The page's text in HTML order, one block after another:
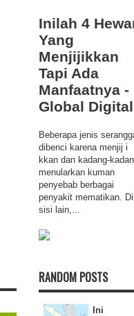
Inilah 4
Yang
Menjijikkan
Tapi Ada
Manfaatnya -
Global Digital
Beberapa jenis
dibenci karena menjij i
kkan dan kadang-
menularkan kuman
penyebab berbagai
penyakit mematikan. Di
sisi lain,...
RANDOM POSTS
Ini